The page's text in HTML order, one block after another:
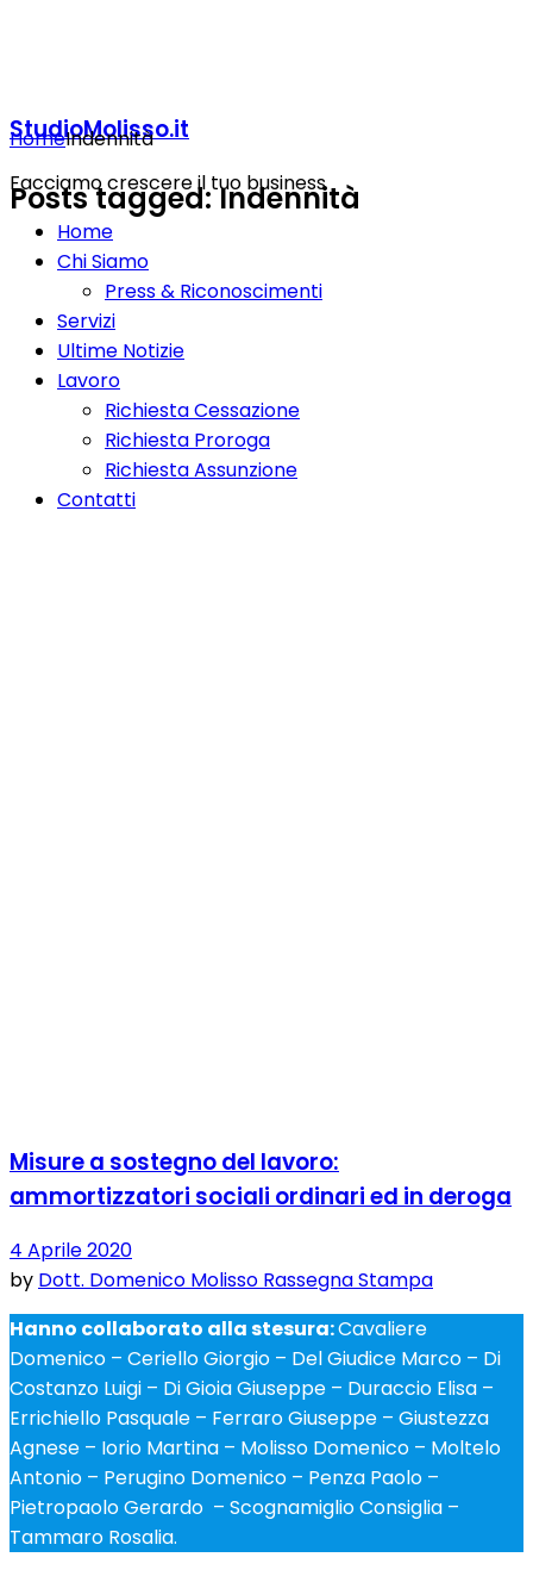
StudioMolisso.it
Facciamo crescere il tuo business
Home
Chi Siamo
Press & Riconoscimenti
Servizi
Ultime Notizie
Lavoro
Richiesta Cessazione
Richiesta Proroga
Richiesta Assunzione
Contatti
HomeIndennità
Posts tagged: Indennità
Misure a sostegno del lavoro:
ammortizzatori sociali ordinari ed in deroga
4 Aprile 2020
by Dott. Domenico Molisso Rassegna Stampa
Hanno collaborato alla stesura:Cavaliere
Domenico – Ceriello Giorgio – Del Giudice Marco – Di
Costanzo Luigi – Di Gioia Giuseppe – Duraccio Elisa –
Errichiello Pasquale – Ferraro Giuseppe – Giustezza
Agnese – Iorio Martina – Molisso Domenico – Moltelo
Antonio – Perugino Domenico – Penza Paolo –
Pietropaolo Gerardo – Scognamiglio Consiglia –
Tammaro Rosalia.